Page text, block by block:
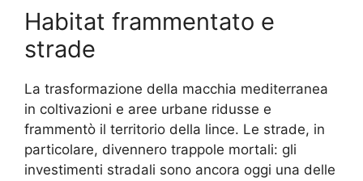
Habitat frammentato e
strade
La trasformazione della macchia mediterranea
in coltivazioni e aree urbane ridusse e
frammentò il territorio della lince. Le strade, in
particolare, divennero trappole mortali: gli
investimenti stradali sono ancora oggi una delle